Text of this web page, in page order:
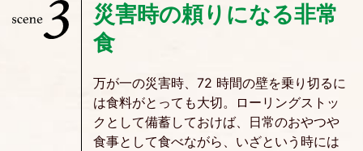
災害時の頼りになる非常
食
万が一の災害時、72 時間の壁を乗り切るに
は食料がとっても大切。ローリングストッ
クとして備蓄しておけば、日常のおやつや
食事として食べながら、いざという時には